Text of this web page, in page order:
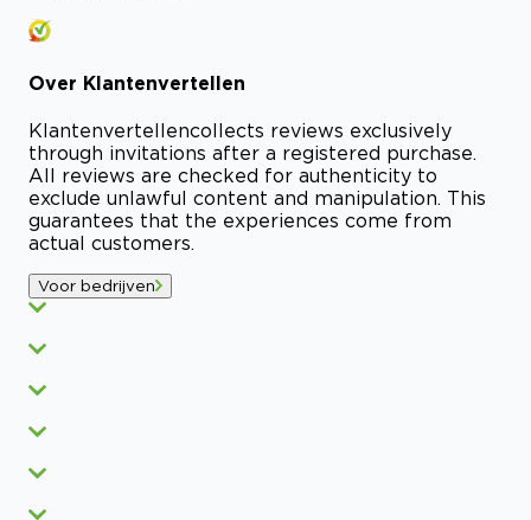
Over Klantenvertellen
Klantenvertellencollects reviews exclusively
through invitations after a registered purchase.
All reviews are checked for authenticity to
exclude unlawful content and manipulation. This
guarantees that the experiences come from
actual customers.
Voor bedrijven